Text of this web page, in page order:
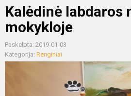
Kalėdinė labdaros
mokykloje
Paskelbta: 2019-01-03
Kategorija: Renginiai